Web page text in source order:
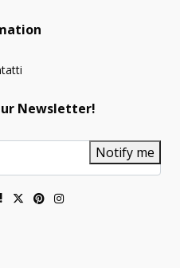
Newsletter!
Notify me